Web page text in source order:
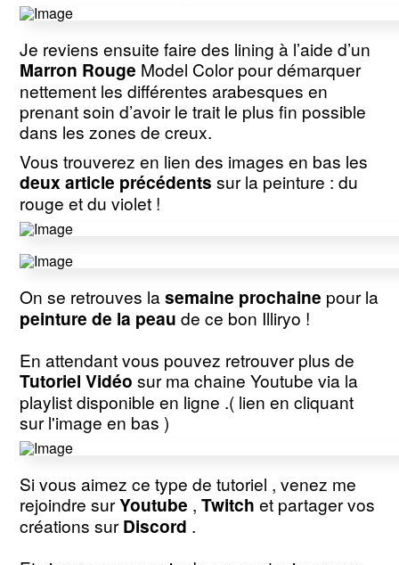
Je reviens ensuite faire des lining à l’aide d’un
Marron Rouge Model Color pour démarquer
nettement les différentes arabesques en
prenant soin d’avoir le trait le plus fin possible
dans les zones de creux.
Vous trouverez en lien des images en bas les
deux article précédents sur la peinture : du
rouge et du violet !
On se retrouves lasemaine prochaine pour la
peinture de la peau de ce bon Illiryo !
En attendant vous pouvez retrouver plus de
Tutoriel Vidéo sur ma chaine Youtube via la
playlist disponible en ligne .( lien en cliquant
sur l'image en bas )
Si vous aimez ce type de tutoriel , venez me
rejoindre surYoutube ,Twitch et partager vos
créations surDiscord .